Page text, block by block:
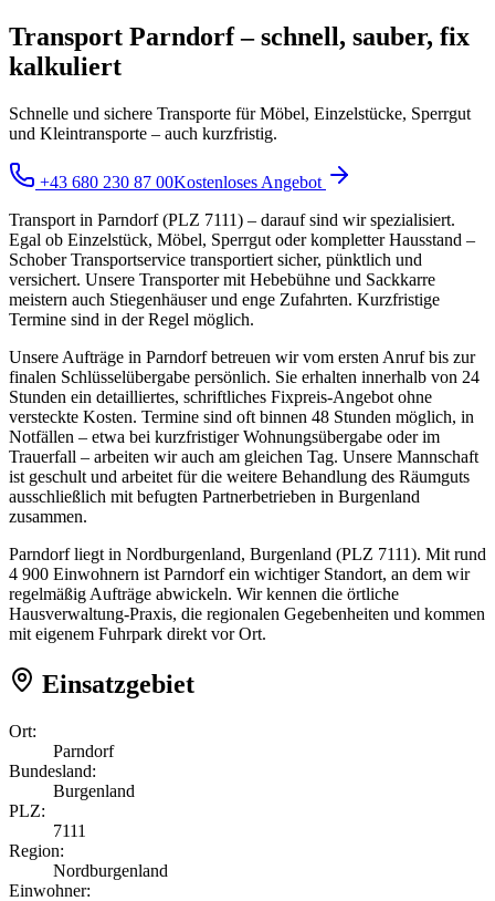
Transport Parndorf – schnell, sauber, fix
kalkuliert
Schnelle und sichere Transporte für Möbel, Einzelstücke, Sperrgut
und Kleintransporte – auch kurzfristig.
+43 680 230 87 00Kostenloses Angebot
Transport in Parndorf (PLZ 7111) – darauf sind wir spezialisiert.
Egal ob Einzelstück, Möbel, Sperrgut oder kompletter Hausstand –
Schober Transportservice transportiert sicher, pünktlich und
versichert. Unsere Transporter mit Hebebühne und Sackkarre
meistern auch Stiegenhäuser und enge Zufahrten. Kurzfristige
Termine sind in der Regel möglich.
Unsere Aufträge in Parndorf betreuen wir vom ersten Anruf bis zur
finalen Schlüsselübergabe persönlich. Sie erhalten innerhalb von 24
Stunden ein detailliertes, schriftliches Fixpreis-Angebot ohne
versteckte Kosten. Termine sind oft binnen 48 Stunden möglich, in
Notfällen – etwa bei kurzfristiger Wohnungsübergabe oder im
Trauerfall – arbeiten wir auch am gleichen Tag. Unsere Mannschaft
ist geschult und arbeitet für die weitere Behandlung des Räumguts
ausschließlich mit befugten Partnerbetrieben in Burgenland
zusammen.
Parndorf liegt in Nordburgenland, Burgenland (PLZ 7111). Mit rund
4 900 Einwohnern ist Parndorf ein wichtiger Standort, an dem wir
regelmäßig Aufträge abwickeln. Wir kennen die örtliche
Hausverwaltung-Praxis, die regionalen Gegebenheiten und kommen
mit eigenem Fuhrpark direkt vor Ort.
Einsatzgebiet
Ort:
Parndorf
Bundesland:
Burgenland
PLZ:
7111
Region:
Nordburgenland
Einwohner: